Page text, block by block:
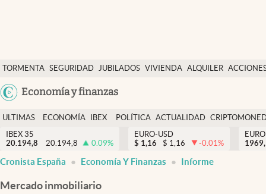
TORMENTA SEGURIDAD JUBILADOS VIVIENDA ALQUILER
Economía y finanzas
Economía y finanzas
Política
Actualidad
Criptomonedas
España
ULTIMAS
NOTICIAS
ECONOMÍA
FINANZAS
IBEX
EURO
POLÍTICA ACTUALIDAD
IBEX 35
20.194,8
20.194,8 0.09%
EURO-USD
$ 1,16 $ 1,16 -0.01%
Cronista España Economía Y Finanzas Informe
Mercado inmobiliario